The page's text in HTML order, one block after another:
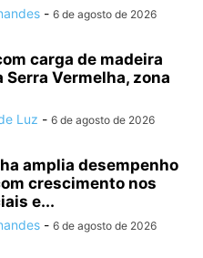
- 6 de agosto de 2026
carga de madeira
Serra Vermelha, zona
Luz - 6 de agosto de 2026
amplia desempenho
crescimento nos
e...
- 6 de agosto de 2026